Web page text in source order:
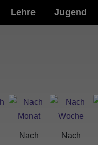
Lehre Jugend
Nach
Nach